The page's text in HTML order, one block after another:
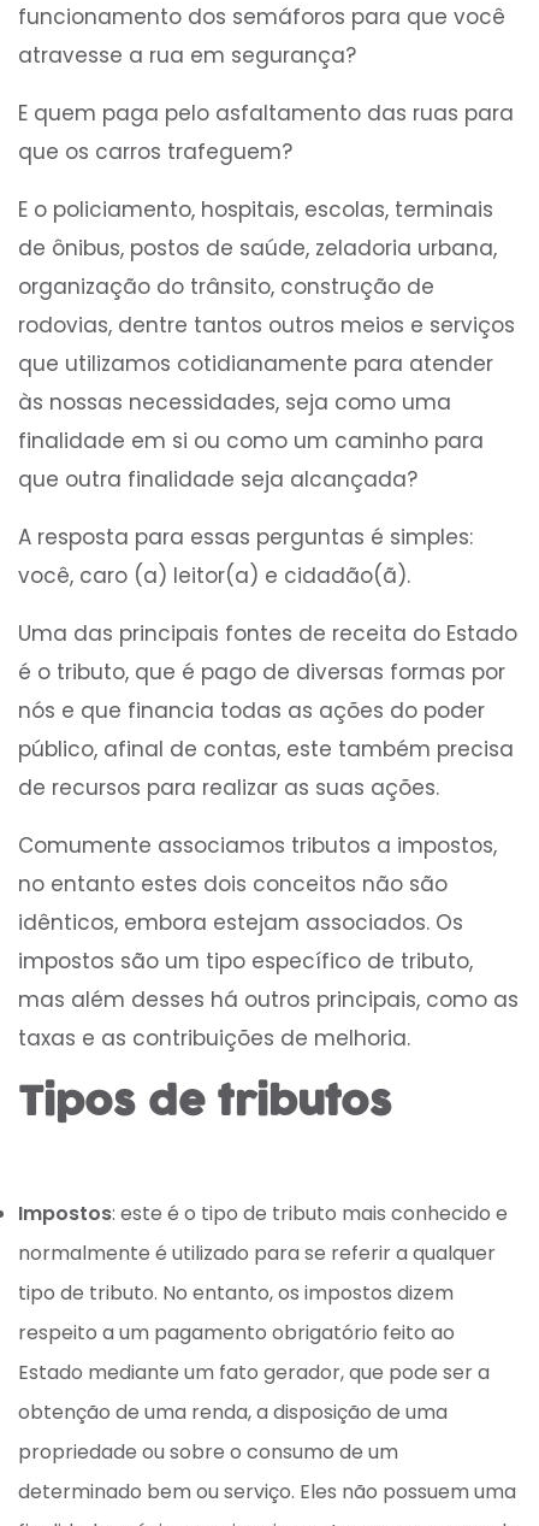
funcionamento dos semáforos para que você
atravesse a rua em segurança?
E quem paga pelo asfaltamento das ruas para
que os carros trafeguem?
E o policiamento, hospitais, escolas, terminais
de ônibus, postos de saúde, zeladoria urbana,
organização do trânsito, construção de
rodovias, dentre tantos outros meios e serviços
que utilizamos cotidianamente para atender
às nossas necessidades, seja como uma
finalidade em si ou como um caminho para
que outra finalidade seja alcançada?
A resposta para essas perguntas é simples:
você, caro (a) leitor(a) e cidadão(ã).
Uma das principais fontes de receita do Estado
é o tributo, que é pago de diversas formas por
nós e que financia todas as ações do poder
público, afinal de contas, este também precisa
de recursos para realizar as suas ações.
Comumente associamos tributos a impostos,
no entanto estes dois conceitos não são
idênticos, embora estejam associados. Os
impostos são um tipo específico de tributo,
mas além desses há outros principais, como as
taxas e as contribuições de melhoria.
Tipos de tributos
Impostos: este é o tipo de tributo mais conhecido e
normalmente é utilizado para se referir a qualquer
tipo de tributo. No entanto, os impostos dizem
respeito a um pagamento obrigatório feito ao
Estado mediante um fato gerador, que pode ser a
obtenção de uma renda, a disposição de uma
propriedade ou sobre o consumo de um
determinado bem ou serviço. Eles não possuem uma